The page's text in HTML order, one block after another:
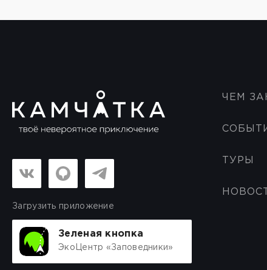
Загрузить приложение
Зеленая кнопка
ЭкоЦентр «Заповедники»
ЧЕМ
ТУРЫ